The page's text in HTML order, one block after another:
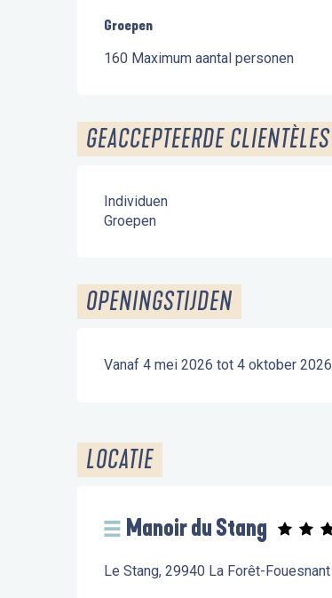
Groepen
Groepen
160 Maximum aantal personen
GEACCEPTEERDE CLIENTÈLES
Individuen
Groepen
OPENINGSTIJDEN
Vanaf 4 mei 2026 tot 4 oktober 2026
LOCATIE
Manoir du Stang
Le Stang, 29940 La Forêt-Fouesnant